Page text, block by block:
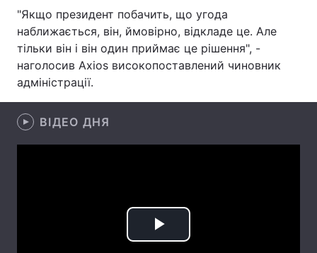
Екологія Регіони
Лонгріди
Інтерв'ю
"Якщо президент побачить, що угода
наближається, він, ймовірно, відкладе це. Але
тільки він і він один приймає це рішення", -
наголосив Axios високопоставлений чиновник
адміністрації.
ВІДЕО ДНЯ
Play